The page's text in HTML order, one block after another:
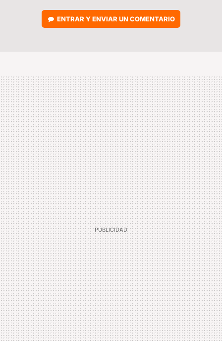
ENTRAR Y ENVIAR UN COMENTARIO